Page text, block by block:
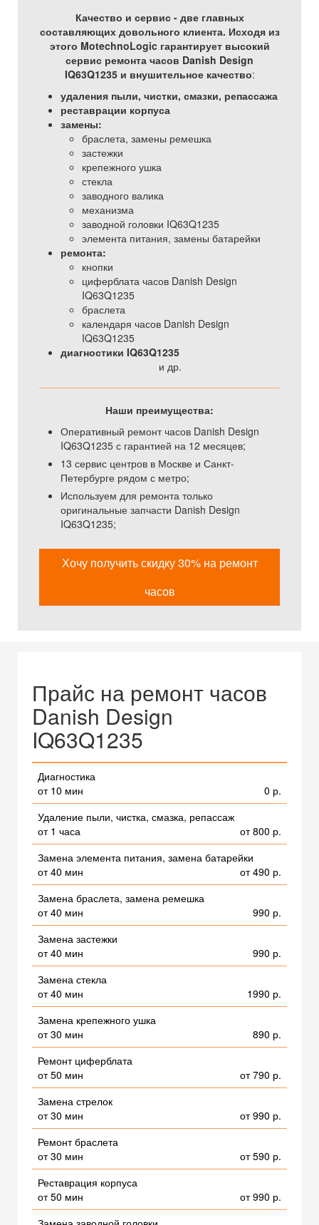
Качество и сервис - две главных
составляющих довольного клиента. Исходя из
этого MotechnoLogic гарантирует высокий
сервис ремонта часов Danish Design
IQ63Q1235 и внушительное качество:
удаления пыли, чистки, смазки, репассажа
реставрации корпуса
замены:
браслета, замены ремешка
застежки
крепежного ушка
стекла
заводного валика
механизма
заводной головки IQ63Q1235
элемента питания, замены батарейки
ремонта:
кнопки
циферблата часов Danish Design
IQ63Q1235
браслета
календаря часов Danish Design
IQ63Q1235
диагностики IQ63Q1235
и др.
Наши преимущества:
Оперативный ремонт часов Danish Design
IQ63Q1235 с гарантией на 12 месяцев;
13 сервис центров в Москве и Санкт-
Петербурге рядом с метро;
Используем для ремонта только
оригинальные запчасти Danish Design
IQ63Q1235;
Хочу получить скидку 30% на ремонт
часов
Прайс на ремонт часов
Danish Design
IQ63Q1235
Диагностика
от 10 мин
0 р.
Удаление пыли, чистка, смазка, репассаж
от 1 часа
от 800 р.
Замена элемента питания, замена батарейки
от 40 мин
от 490 р.
Замена браслета, замена ремешка
от 40 мин
990 р.
Замена застежки
от 40 мин
990 р.
Замена стекла
от 40 мин
1990 р.
Замена крепежного ушка
от 30 мин
890 р.
Ремонт циферблата
от 50 мин
от 790 р.
Замена стрелок
от 30 мин
от 990 р.
Ремонт браслета
от 30 мин
от 590 р.
Реставрация корпуса
от 50 мин
от 990 р.